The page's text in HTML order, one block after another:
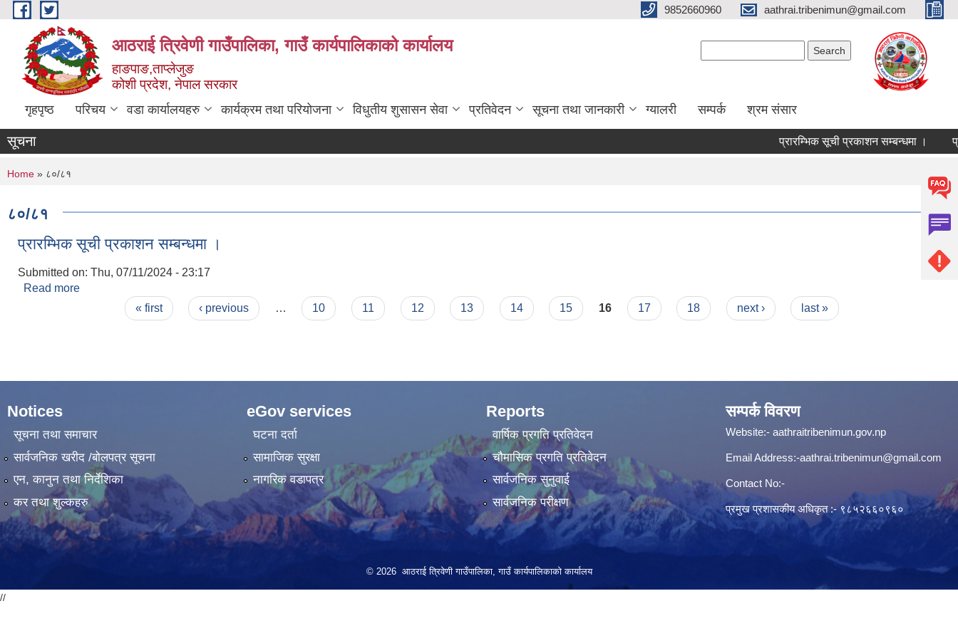
Skip to main content 9852660960 aathrai.tribenimun@gmail.com
आठराई त्रिवेणी गाउँपालिका, गाउँ कार्यपालिकाको कार्यालय
हाङपाङ,ताप्लेजुङ
कोशी प्रदेश, नेपाल सरकार
गृहपृष्ठ परिचय वडा कार्यालयहरु कार्यक्रम तथा परियोजना विधुतीय शुसासन सेवा प्रतिवेदन सूचना तथा जानकारी ग्यालरी सम्पर्क श्रम संसार
सूचना प्रारम्भिक सूची प्रकाशन सम्बन्धमा ।
You are here
Home » ८०/८१
८०/८१
प्रारम्भिक सूची प्रकाशन सम्बन्धमा ।
Submitted on: Thu, 07/11/2024 - 23:17
Read more
« first ‹ previous … 10 11 12 13 14 15 16 17 18 next › last »
Notices
सूचना तथा समाचार
सार्वजनिक खरीद /बोलपत्र सूचना
एन, कानुन तथा निर्देशिका
कर तथा शुल्कहरु
eGov services
घटना दर्ता
सामाजिक सुरक्षा
नागरिक वडापत्र
Reports
वार्षिक प्रगति प्रतिवेदन
चौमासिक प्रगति प्रतिवेदन
सार्वजनिक सुनुवाई
सार्वजनिक परीक्षण
सम्पर्क विवरण
Website:- aathraitribenimun.gov.np
Email Address:-aathrai.tribenimun@gmail.com
Contact No:-
प्रमुख प्रशासकीय अधिकृत :- ९८५२६६०९६०
© 2026 आठराई त्रिवेणी गाउँपालिका, गाउँ कार्यपालिकाको कार्यालय
//